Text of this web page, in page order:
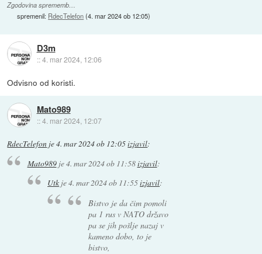
Zgodovina sprememb…
spremenil: RdecTelefon(4. mar 2024 ob 12:05)
D3m
::4. mar 2024, 12:06
Odvisno od koristi.
Mato989
::4. mar 2024, 12:07
RdecTelefon je4. mar 2024 ob 12:05izjavil:
Mato989je4. mar 2024 ob 11:58izjavil:
Utk je4. mar 2024 ob 11:55izjavil:
Bistvo je da čim pomoli
pa 1 rus v NATO državo
pa se jih pošlje nazaj v
kameno dobo, to je
bistvo,